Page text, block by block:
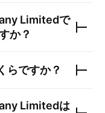
Limitedで
か？
らですか？
Limitedは